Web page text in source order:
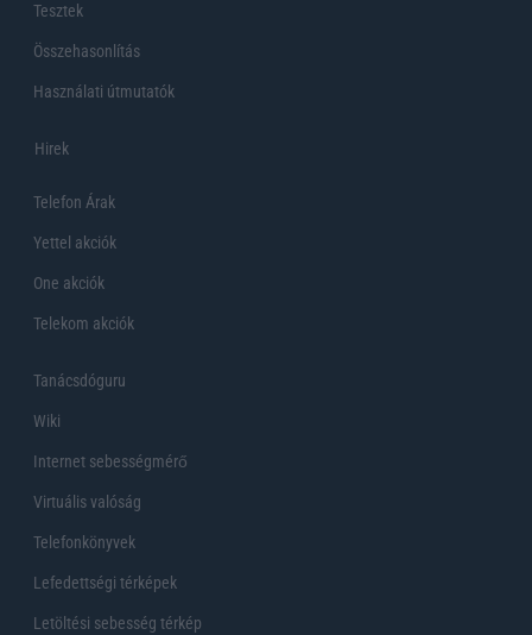
Tesztek
Összehasonlítás
Használati útmutatók
Hirek
Telefon Árak
Yettel akciók
One akciók
Telekom akciók
Tanácsdóguru
Wiki
Internet sebességmérő
Virtuális valóság
Telefonkönyvek
Lefedettségi térképek
Letöltési sebesség térkép